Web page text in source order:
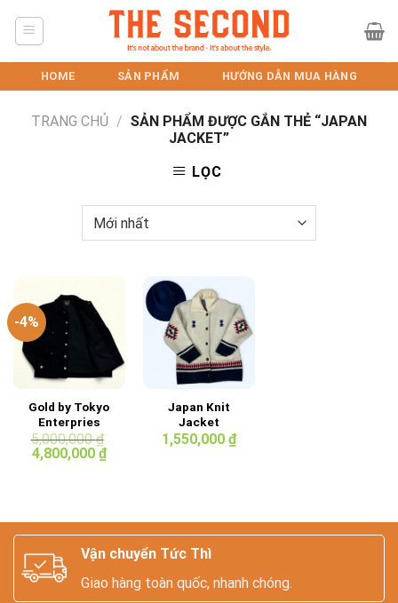
HOME SẢN PHẨM HƯỚNG DẪN MUA HÀNG
TRANG CHỦ / SẢN PHẨM ĐƯỢC GẮN THẺ “JAPAN
JACKET”
LỌC
-4%
Gold by Tokyo
Enterpries
Mackinaw
Cruiser Jacket
5,000,000₫
Giá
gốc
4,800,000 ₫Giá
hiện
Japan Knit
Jacket
1,550,000 ₫
Vận chuyển Tức Thì
Giao hàng toàn quốc, nhanh chóng.